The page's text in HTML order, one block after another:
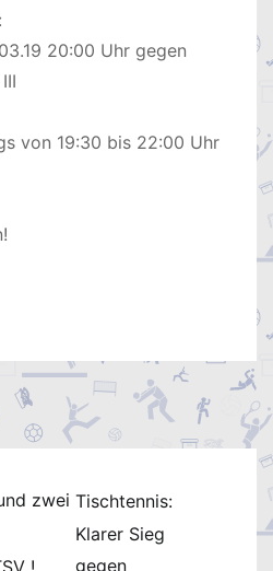
20:00 Uhr gegen
von 19:30 bis 22:00 Uhr
zwei Tischtennis:
Klarer Sieg
gegen